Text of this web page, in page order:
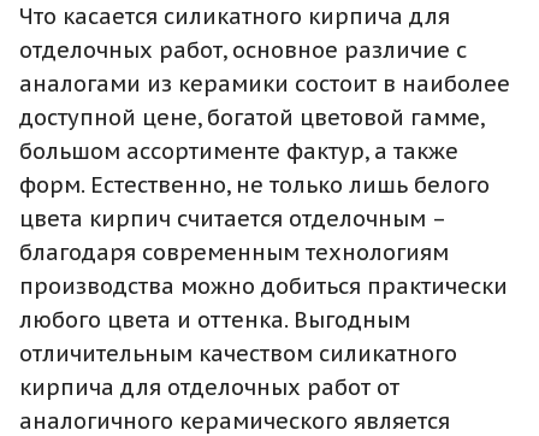
Что касается силикатного кирпича для
отделочных работ, основное различие с
аналогами из керамики состоит в наиболее
доступной цене, богатой цветовой гамме,
большом ассортименте фактур, а также
форм. Естественно, не только лишь белого
цвета кирпич считается отделочным –
благодаря современным технологиям
производства можно добиться практически
любого цвета и оттенка. Выгодным
отличительным качеством силикатного
кирпича для отделочных работ от
аналогичного керамического является